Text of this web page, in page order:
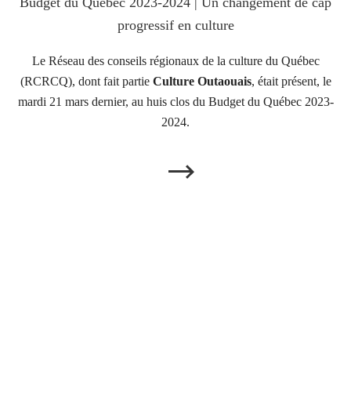
progressif en culture
Le Réseau des conseils régionaux de la culture du Québec
(RCRCQ), dont fait partie Culture Outaouais, était présent, le
mardi 21 mars dernier, au huis clos du Budget du Québec 2023-
2024.